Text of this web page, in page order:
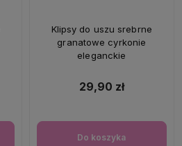
Klipsy do uszu srebrne
granatowe cyrkonie
eleganckie
29,90 zł
Do koszyka